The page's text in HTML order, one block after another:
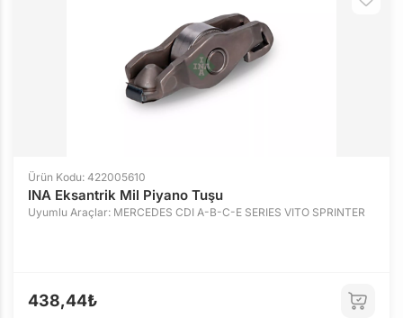
Ürün Kodu: 422005610
INA Eksantrik Mil Piyano Tuşu
Uyumlu Araçlar: MERCEDES CDI A-B-C-E SERIES VITO SPRINTER
438,44₺